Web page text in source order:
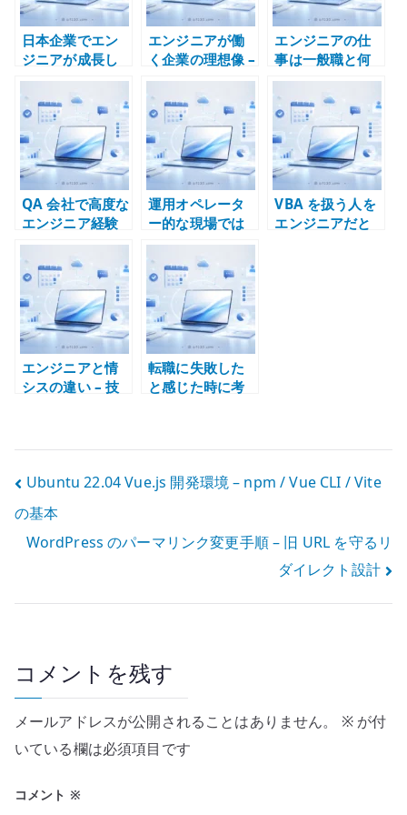
日本企業でエン
ジニアが成長し
にくい理由 – 技
術より調整が評
価される構造
エンジニアが働
く企業の理想像 –
技術レイヤーと
経験の質で考え
る
エンジニアの仕
事は一般職と何
が違うのか – 技
術判断と不確実
性を扱う仕事
QA 会社で高度な
エンジニア経験
は積めるのか –
テスト工程と技
術責任の違い
運用オペレータ
ー的な現場では
エンジニア経験
を積みにくい
VBA を扱う人を
エンジニアだと
エンジニアと情
シスの違い – 技
転職に失敗した
と感じた時に考
投
稿
ナ
ビ
ー
シ
ョ
ン
Ubuntu 22.04 Vue.js 開発環境 – npm / Vue CLI / Vite
の基本
WordPress のパーマリンク変更手順 – 旧 URL を守るリ
ダイレクト設計
コメントを残す
メールアドレスが公開されることはありません。 ※が付
いている欄は必須項目です
コメント ※